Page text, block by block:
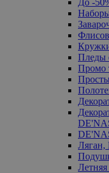
Пледы
Промо
Ляган,